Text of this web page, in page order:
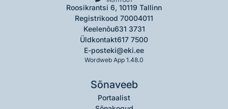
Roosikrantsi 6, 10119 Tallinn
Registrikood 70004011
Keelenõu631 3731
Üldkontakt617 7500
E-posteki@eki.ee
Wordweb App 1.48.0
Sõnaveeb
Portaalist